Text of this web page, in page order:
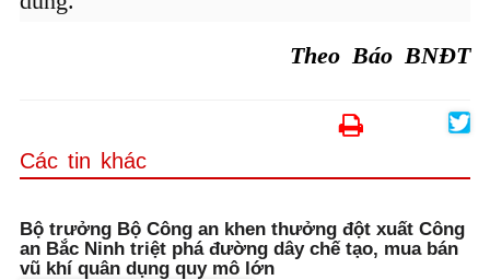
Theo Báo BNĐT
Các tin khác
Bộ trưởng Bộ Công an khen thưởng đột xuất Công
an Bắc Ninh triệt phá đường dây chế tạo, mua bán
vũ khí quân dụng quy mô lớn